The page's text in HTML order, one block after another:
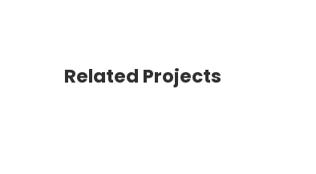
Related Projects